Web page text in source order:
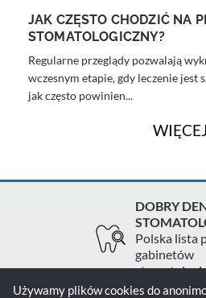
JAK CZĘSTO CHODZIĆ NA
STOMATOLOGICZNY?
Regularne przeglądy pozwalają
wczesnym etapie, gdy leczenie jest
jak często powinien...
WIĘCEJ
DOBRY
Polska lista
gabinetów
Używamy plików cookies do